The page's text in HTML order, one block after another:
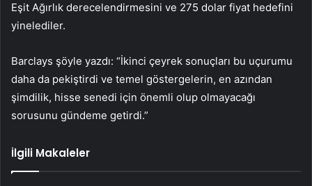
Eşit Ağırlık derecelendirmesini ve 275 dolar fiyat hedefini
yinelediler.
Barclays şöyle yazdı: “İkinci çeyrek sonuçları bu uçurumu
daha da pekiştirdi ve temel göstergelerin, en azından
şimdilik, hisse senedi için önemli olup olmayacağı
sorusunu gündeme getirdi.”
İlgili Makaleler